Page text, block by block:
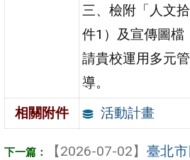
三、檢附「人文
件1）及宣傳圖檔
請貴校運用多元
導。
相關附件
活動計畫
【2026-07-02】 臺北